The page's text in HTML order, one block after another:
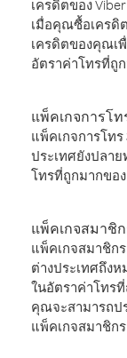
เครดิตของ
เมื่อคุณซื้อเครดิ
เครดิตของคุณเ
อัตราค่าโทรที่ถู
แพ็คเกจการโท
แพ็คเกจการโท
ประเทศยังปลา
โทรที่ถูกมากขอ
แพ็คเกจสมาชิ
แพ็คเกจสมาชิก
ต่างประเทศถึง
ในอัตราค่าโทร
คุณจะสามารถป
แพ็คเกจสมาชิก